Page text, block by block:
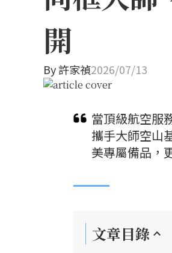
開
By許家禎2026/07/13
當頂級航空服
攜手大師空山
美專屬備品，
文章目錄